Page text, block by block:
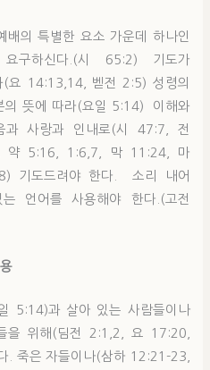
배의 특별한 요소 가운데 하나인
구하신다.(시 65:2) 기도가
(요 14:13,14, 벧전 2:5) 성령의
의 뜻에 따라(요일 5:14) 이해와
과 사랑과 인내로(시 47:7, 전
약 5:16, 1:6,7, 막 11:24, 마
기도드려야 한다. 소리 내어
언어를 사용해야 한다.(고전
5:14)과 살아 있는 사람들이나
을 위해(딤전 2:1,2, 요 17:20,
. 죽은 자들이나(삼하 12:21-23,